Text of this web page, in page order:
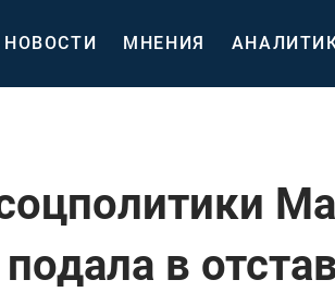
НОВОСТИ МНЕНИЯ
в